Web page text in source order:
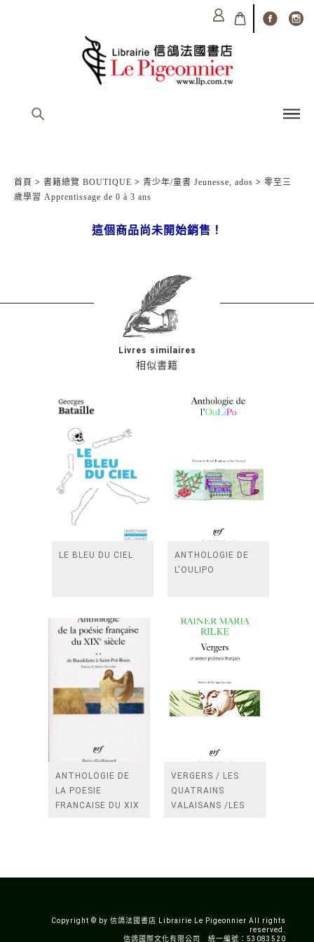
首頁 > 書籍總覽 BOUTIQUE > 青少年/童書 Jeunesse, ados > 零至三
歲學習 Apprentissage de 0 à 3 ans
這個商品尚未開始銷售！
相似書籍
Livres similaires
LE BLEU DU CIEL
ANTHOLOGIE DE
L'OULIPO
ANTHOLOGIE DE
LA POESIE
FRANCAISE DU XIX
VERGERS / LES
QUATRAINS
VALAISANS /LES
Copyright © by 信鴿法國書店 Librairie Le Pigeonnier All rights
reserved.
信鴿國際文化有限公司 統一編號：53083520